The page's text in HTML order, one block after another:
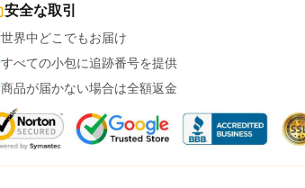
安全な取引
世界中どこでもお届け
すべての小包に追跡番号を提供
商品が届かない場合は全額返金